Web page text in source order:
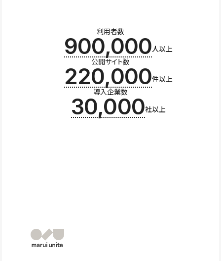
利用者数
900,000人以上
公開サイト数
220,000件以上
導入企業数
30,000社以上